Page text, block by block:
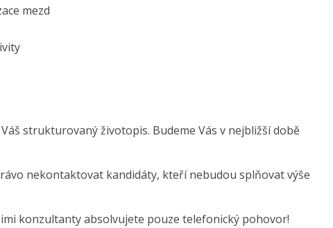
mezd
strukturovaný životopis. Budeme Vás v nejbližší době
nekontaktovat kandidáty, kteří nebudou splňovat výše
konzultanty absolvujete pouze telefonický pohovor!